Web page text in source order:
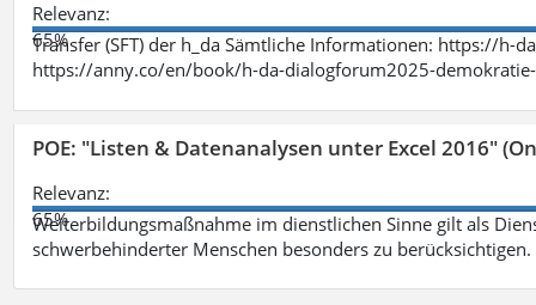
Relevanz:
65%
Transfer (SFT) der h_da Sämtliche Informationen: https://
https://anny.co/en/book/h-da-dialogforum2025-
POE: "Listen & Datenanalysen unter Excel 2016"
Relevanz:
65%
Weiterbildungsmaßnahme im dienstlichen Sinne gilt als
schwerbehinderter Menschen besonders zu berücksichtigen.